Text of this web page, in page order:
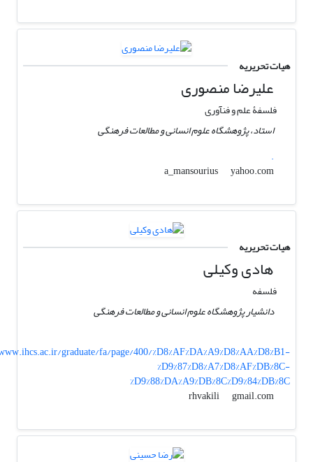
هیات تحریریه
علیرضا منصوری
فلسفۀ علم و فن­آوری
استاد، پژوهشگاه علوم انسانی و مطالعات فرهنگی
.
a_mansourius
yahoo.com
هیات تحریریه
هادی وکیلی
فلسفه
دانشیار پژوهشگاه علوم انسانی و مطالعات فرهنگی
graduate/fa/page/400/%D8%AF%DA%A9%D8%AA%D8%B1-
%D9%87%D8%A7%D8%AF%DB%8C-
%D9%88%DA%A9%DB%8C%D9%84%DB%8C
rhvakili
gmail.com